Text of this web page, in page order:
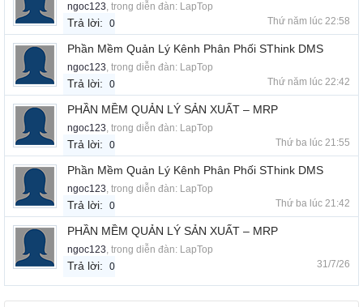
ngoc123, trong diễn đàn: LapTop
Trả lời: 0 Thứ năm lúc 22:58
Phần Mềm Quản Lý Kênh Phân Phối SThink DMS
ngoc123, trong diễn đàn: LapTop
Trả lời: 0 Thứ năm lúc 22:42
PHẦN MỀM QUẢN LÝ SẢN XUẤT – MRP
ngoc123, trong diễn đàn: LapTop
Trả lời: 0 Thứ ba lúc 21:55
Phần Mềm Quản Lý Kênh Phân Phối SThink DMS
ngoc123, trong diễn đàn: LapTop
Trả lời: 0 Thứ ba lúc 21:42
PHẦN MỀM QUẢN LÝ SẢN XUẤT – MRP
ngoc123, trong diễn đàn: LapTop
Trả lời: 0 31/7/26